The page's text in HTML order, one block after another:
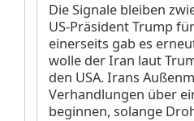
Die Signale bleiben
US-Präsident Trump
einerseits gab es
wolle der Iran laut
den USA. Irans
Verhandlungen über
beginnen, solange